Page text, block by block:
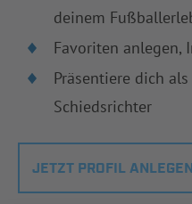
deinem
Favoriten anlegen,
Präsentiere dich
Schiedsrichter
JETZT PROFIL ANLEGEN